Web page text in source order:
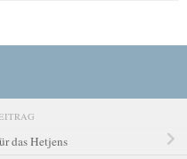
das Hetjens